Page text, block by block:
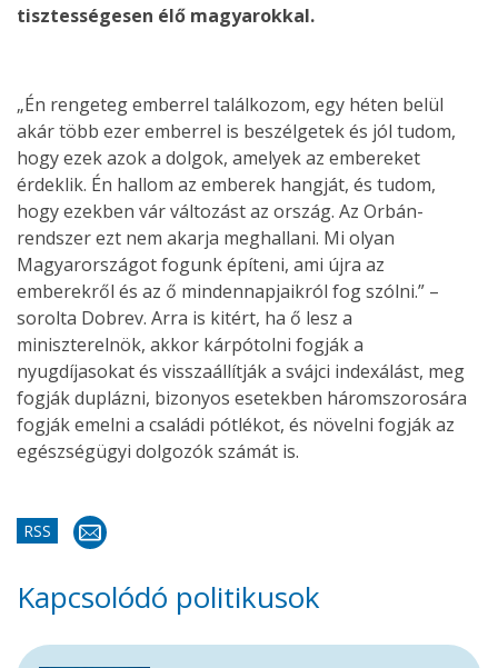
tisztességesen élő magyarokkal.
„Én rengeteg emberrel találkozom, egy héten belül
akár több ezer emberrel is beszélgetek és jól tudom,
hogy ezek azok a dolgok, amelyek az embereket
érdeklik. Én hallom az emberek hangját, és tudom,
hogy ezekben vár változást az ország. Az Orbán-
rendszer ezt nem akarja meghallani. Mi olyan
Magyarországot fogunk építeni, ami újra az
emberekről és az ő mindennapjaikról fog szólni.” –
sorolta Dobrev. Arra is kitért, ha ő lesz a
miniszterelnök, akkor kárpótolni fogják a
nyugdíjasokat és visszaállítják a svájci indexálást, meg
fogják duplázni, bizonyos esetekben háromszorosára
fogják emelni a családi pótlékot, és növelni fogják az
egészségügyi dolgozók számát is.
RSS
Kapcsolódó politikusok